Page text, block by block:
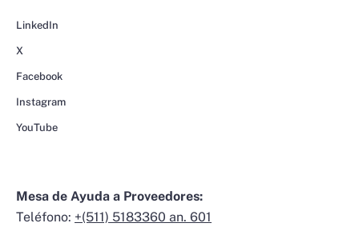
LinkedIn
X
Facebook
Instagram
YouTube
Mesa de Ayuda a Proveedores:
Teléfono: +(511) 5183360 an. 601